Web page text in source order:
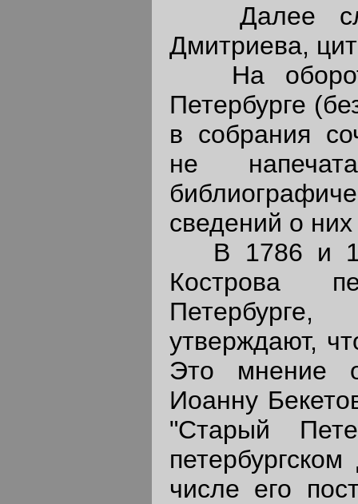
Далее
Дмитриева,
На
Петербурге
в собрания
не
сведений о них
В 1786 и
Кострова
утверждают,
Это мнение
Иоанну
"Старый
числе его